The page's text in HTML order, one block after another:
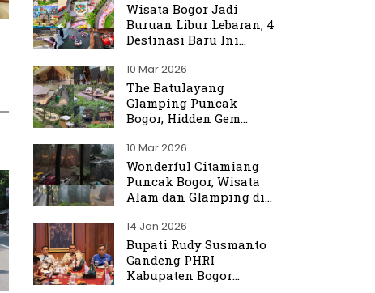
Wisata Bogor Jadi
Buruan Libur Lebaran, 4
Destinasi Baru Ini
10 Mar 2026
The Batulayang
Glamping Puncak
Bogor, Hidden Gem
yang Menenangkan
10 Mar 2026
Wonderful Citamiang
Puncak Bogor, Wisata
Alam dan Glamping di
14 Jan 2026
Bupati Rudy Susmanto
Gandeng PHRI
Kabupaten Bogor